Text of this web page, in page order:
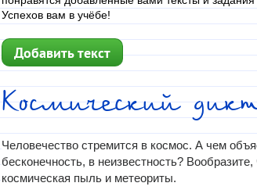
Успехов вам в учёбе!
Добавить текст
Космический
Человечество стремится в космос. А чем
бесконечность, в неизвестность?
космическая пыль и метеориты.